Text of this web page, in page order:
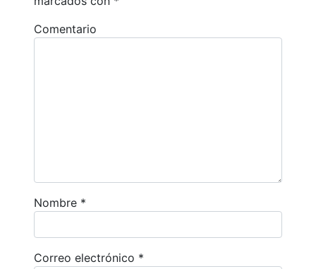
Comentario
Nombre *
Correo electrónico *